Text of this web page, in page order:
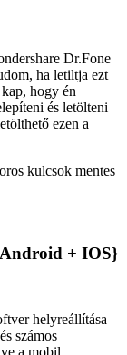
Dr.Fone
ha letiltja ezt
hogy én
és letölteni
ezen a
kulcsok mentes
+ IOS}
helyreállítása
számos
a mobil